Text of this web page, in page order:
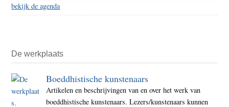
bekijk de agenda
De werkplaats
Boeddhistische kunstenaars
Artikelen en beschrijvingen van en over het werk van
boeddhistische kunstenaars. Lezers/kunstenaars kunnen